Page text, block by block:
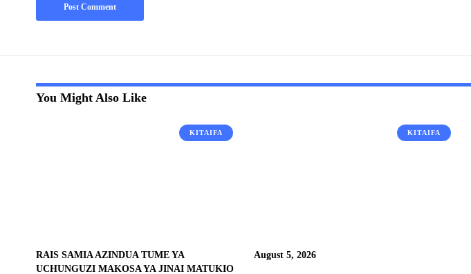
You Might Also Like
KITAIFA
RAIS SAMIA AZINDUA TUME YA
UCHUNGUZI MAKOSA YA JINAI MATUKIO
KITAIFA
August 5, 2026